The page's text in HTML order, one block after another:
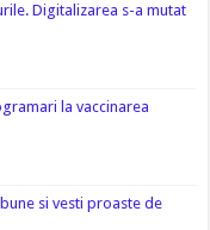
Digitalizarea s-a mutat
la vaccinarea
si vesti proaste de